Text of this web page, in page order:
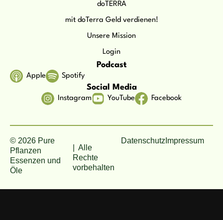
doTERRA
mit doTerra Geld verdienen!
Unsere Mission
Login
Podcast
Apple Spotify
Social Media
Instagram YouTube Facebook
© 2026 Pure
Pflanzen
Essenzen und
Öle
| Alle
Rechte
vorbehalten
Datenschutz Impressum